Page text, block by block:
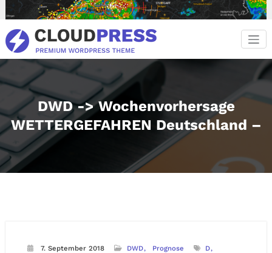
Inhalt
springen
DWD -> Wochenvorhersage
WETTERGEFAHREN Deutschland –
7. September 2018 DWD Prognose
D